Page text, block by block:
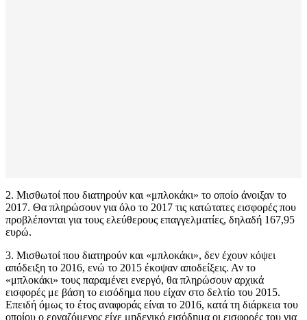
2. Μισθωτοί που διατηρούν και «μπλοκάκι» το οποίο άνοιξαν το
2017. Θα πληρώσουν για όλο το 2017 τις κατώτατες εισφορές που
προβλέπονται για τους ελεύθερους επαγγελματίες, δηλαδή 167,95
ευρώ.
3. Μισθωτοί που διατηρούν και «μπλοκάκι», δεν έχουν κόψει
απόδειξη το 2016, ενώ το 2015 έκοψαν αποδείξεις. Αν το
«μπλοκάκι» τους παραμένει ενεργό, θα πληρώσουν αρχικά
εισφορές με βάση το εισόδημα που είχαν στο δελτίο του 2015.
Επειδή όμως το έτος αναφοράς είναι το 2016, κατά τη διάρκεια του
οποίου ο εργαζόμενος είχε μηδενικό εισόδημα οι εισφορές του για